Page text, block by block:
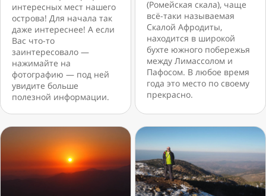
интересных мест нашего
острова! Для начала так
даже интереснее! А если
Вас что-то
заинтересовало —
нажимайте на
фотографию — под ней
увидите больше
полезной информации.
(Ромейская скала), чаще
всё-таки называемая
Скалой Афродиты,
находится в широкой
бухте южного побережья
между Лимассолом и
Пафосом. В любое время
года это место по своему
прекрасно.